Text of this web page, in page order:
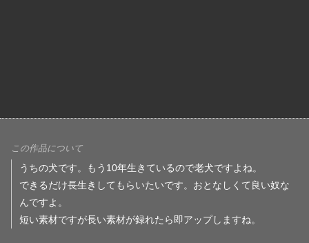
この作品について
うちの犬です。もう10年生きているので老犬ですよね。
できるだけ長生きしてもらいたいです。おとなしくて良い奴な
んですよ。
短い素材ですが長い素材が録れたら即アップしますね。